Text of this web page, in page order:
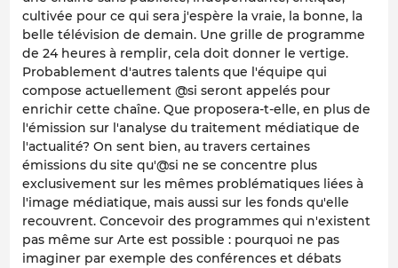
cultivée pour ce qui sera j'espère la vraie, la bonne, la
belle télévision de demain. Une grille de programme
de 24 heures à remplir, cela doit donner le vertige.
Probablement d'autres talents que l'équipe qui
compose actuellement @si seront appelés pour
enrichir cette chaîne. Que proposera-t-elle, en plus de
l'émission sur l'analyse du traitement médiatique de
l'actualité? On sent bien, au travers certaines
émissions du site qu'@si ne se concentre plus
exclusivement sur les mêmes problématiques liées à
l'image médiatique, mais aussi sur les fonds qu'elle
recouvrent. Concevoir des programmes qui n'existent
pas même sur Arte est possible : pourquoi ne pas
imaginer par exemple des conférences et débats